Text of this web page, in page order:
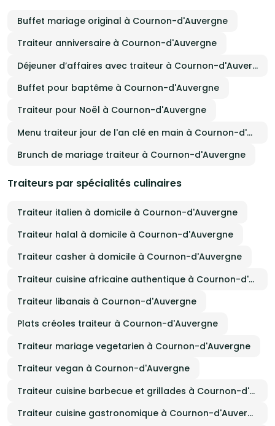
Buffet mariage original à Cournon-d'Auvergne
Traiteur anniversaire à Cournon-d'Auvergne
Déjeuner d’affaires avec traiteur à Cournon-d'Auvergne
Buffet pour baptême à Cournon-d'Auvergne
Traiteur pour Noël à Cournon-d'Auvergne
Menu traiteur jour de l'an clé en main à Cournon-d'Auvergne
Brunch de mariage traiteur à Cournon-d'Auvergne
Traiteurs par spécialités culinaires
Traiteur italien à domicile à Cournon-d'Auvergne
Traiteur halal à domicile à Cournon-d'Auvergne
Traiteur casher à domicile à Cournon-d'Auvergne
Traiteur cuisine africaine authentique à Cournon-d'Auvergne
Traiteur libanais à Cournon-d'Auvergne
Plats créoles traiteur à Cournon-d'Auvergne
Traiteur mariage vegetarien à Cournon-d'Auvergne
Traiteur vegan à Cournon-d'Auvergne
Traiteur cuisine barbecue et grillades à Cournon-d'Auvergne
Traiteur cuisine gastronomique à Cournon-d'Auvergne